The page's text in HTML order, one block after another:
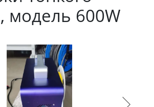
модель 600W